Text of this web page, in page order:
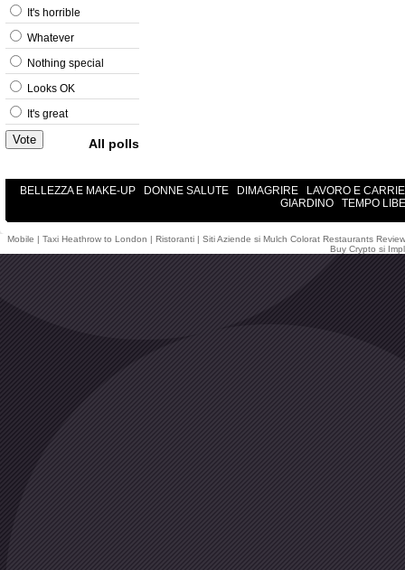
It's horrible
Whatever
Nothing special
Looks OK
It's great
All polls
BELLEZZA E MAKE-UP DONNE SALUTE DIMAGRIRE
LAVORO E
GIARDINO
TEMPO
Mobile | Taxi Heathrow to London | Ristoranti | Siti Aziende si Mulch Colorat Restaurants
Buy Crypto si